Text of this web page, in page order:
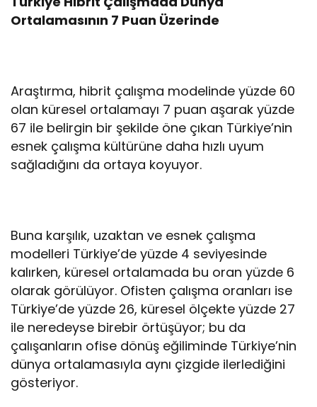
Ortalamasının 7 Puan Üzerinde
Araştırma, hibrit çalışma modelinde yüzde 60
olan küresel ortalamayı 7 puan aşarak yüzde
67 ile belirgin bir şekilde öne çıkan Türkiye’nin
esnek çalışma kültürüne daha hızlı uyum
sağladığını da ortaya koyuyor.
Buna karşılık, uzaktan ve esnek çalışma
modelleri Türkiye’de yüzde 4 seviyesinde
kalırken, küresel ortalamada bu oran yüzde 6
olarak görülüyor. Ofisten çalışma oranları ise
Türkiye’de yüzde 26, küresel ölçekte yüzde 27
ile neredeyse birebir örtüşüyor; bu da
çalışanların ofise dönüş eğiliminde Türkiye’nin
dünya ortalamasıyla aynı çizgide ilerlediğini
gösteriyor.